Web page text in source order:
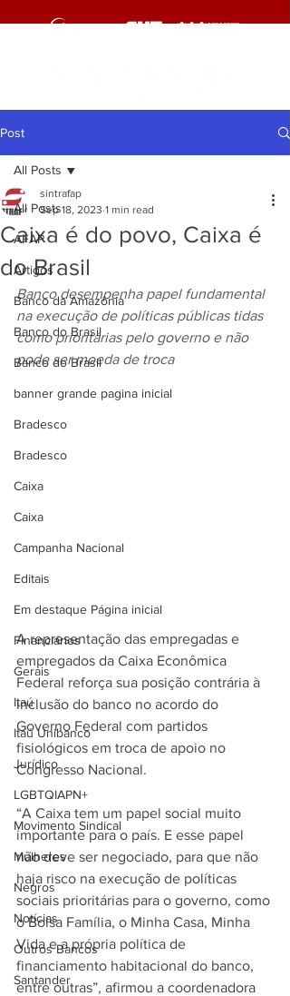
Post
All Posts
AFAP
Artigos
Banco da Amazônia
Banco do Brasil
Banco do Brasil
banner grande pagina inicial
Bradesco
Bradesco
Caixa
Caixa
Campanha Nacional
Editais
Em destaque Página inicial
Financiários
Gerais
Itaú
Itaú Unibanco
Jurídico
LGBTQIAPN+
Movimento Sindical
Mulheres
Negros
Notícias
Outros Bancos
Santander
All Posts
Caixa é do povo, Caixa é
do Brasil
sintrafap
Sep 18, 2023 1 min read
Banco desempenha papel fundamental
na execução de políticas públicas tidas
como prioritárias pelo governo e não
pode ser moeda de troca
A representação das empregadas e
empregados da Caixa Econômica
Federal reforça sua posição contrária à
inclusão do banco no acordo do
Governo Federal com partidos
fisiológicos em troca de apoio no
Congresso Nacional.
“A Caixa tem um papel social muito
importante para o país. E esse papel
não deve ser negociado, para que não
haja risco na execução de políticas
sociais prioritárias para o governo, como
o Bolsa Família, o Minha Casa, Minha
Vida e a própria política de
financiamento habitacional do banco,
entre outras”, afirmou a coordenadora